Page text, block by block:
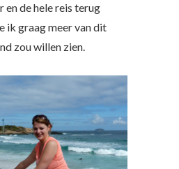
de hele reis terug
ik graag meer van dit
zou willen zien.